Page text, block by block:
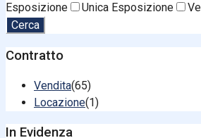
Esposizione
Unica Esposizione
Cerca
Contratto
Vendita(65)
Locazione(1)
In Evidenza